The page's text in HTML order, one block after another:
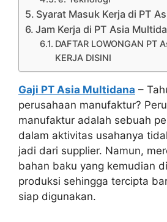
Syarat Masuk Kerja di PT
Jam Kerja di PT Asia
DAFTAR LOWONGAN PT
KERJA DISINI
Gaji PT Asia Multidana –
perusahaan manufaktur?
manufaktur adalah sebuah
dalam aktivitas usahanya
jadi dari supplier. Namun,
bahan baku yang kemudian
produksi sehingga tercipta
siap digunakan.